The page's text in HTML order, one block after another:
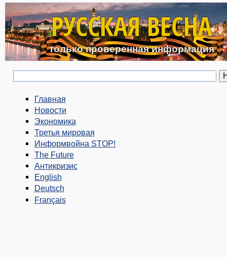
Перейти к основному
РУССКАЯ ВЕСНА
только проверенная информация
Главная
Новости
Экономика
Третья мировая
Информвойна STOP!
The Future
Антикризис
English
Deutsch
Français